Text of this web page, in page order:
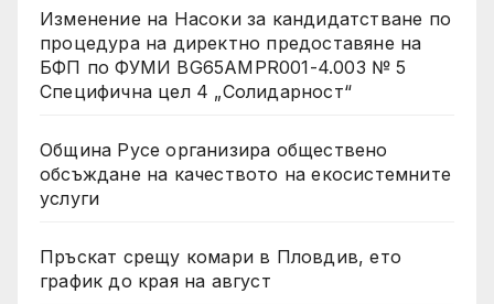
Изменение на Насоки за кандидатстване по
процедура на директно предоставяне на
БФП по ФУМИ BG65AMPR001-4.003 № 5
Специфична цел 4 „Солидарност“
Община Русе организира обществено
обсъждане на качеството на екосистемните
услуги
Пръскат срещу комари в Пловдив, ето
график до края на август